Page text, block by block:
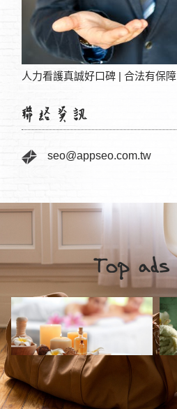
人力看護真誠好口碑 | 合法有保障‎
seo@appseo.com.tw